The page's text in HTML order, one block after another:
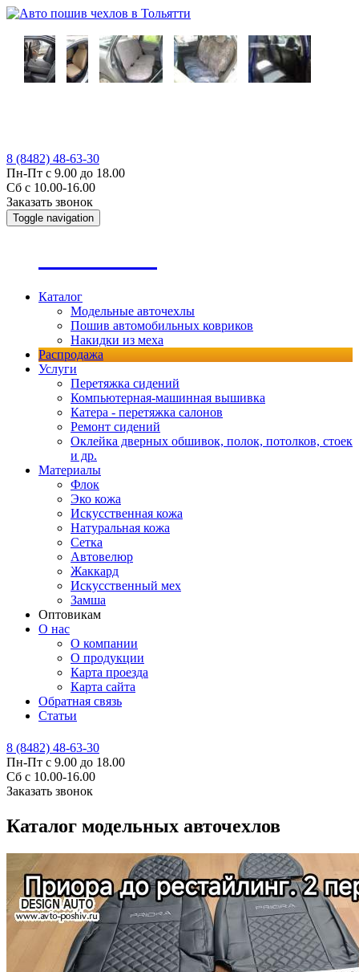
8 (8482) 48-63-30
Пн-Пт с 9.00 до 18.00
Сб с 10.00-16.00
Заказать звонок
Toggle navigation
Каталог
Модельные авточехлы
Пошив автомобильных ковриков
Накидки из меха
Распродажа
Услуги
Перетяжка сидений
Компьютерная-машинная вышивка
Катера - перетяжка салонов
Ремонт сидений
Оклейка дверных обшивок, полок, потолков, стоек
и др.
Материалы
Флок
Эко кожа
Искусственная кожа
Натуральная кожа
Сетка
Автовелюр
Жаккард
Искусственный мех
Замша
Оптовикам
О нас
О компании
О продукции
Карта проезда
Карта сайта
Обратная связь
Статьи
8 (8482) 48-63-30
Пн-Пт с 9.00 до 18.00
Сб с 10.00-16.00
Заказать звонок
Каталог модельных авточехлов